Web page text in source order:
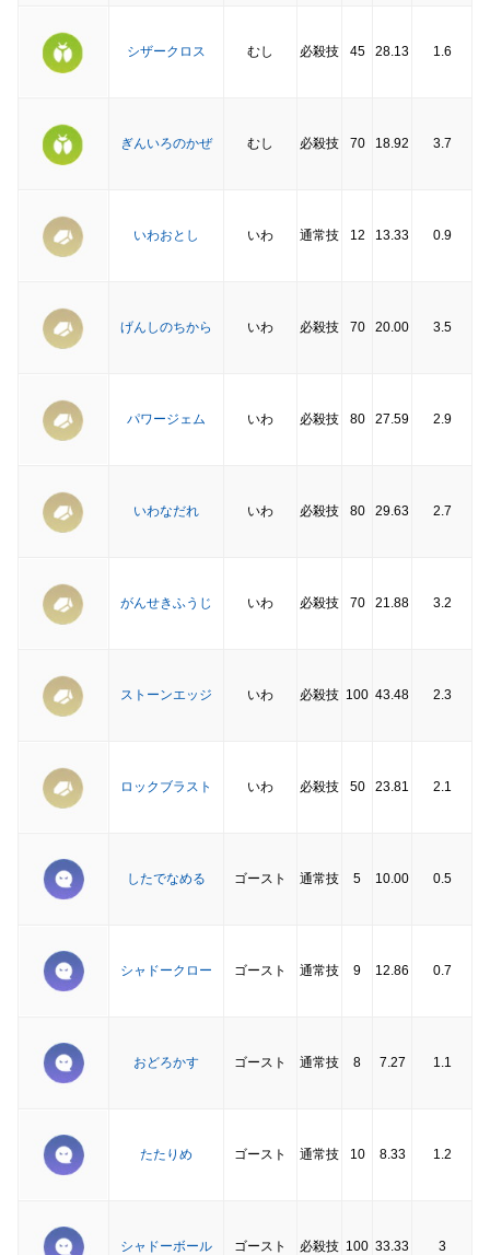
シザークロス むし 必殺技 45 28.13 1.6
ぎんいろのかぜ むし 必殺技 70 18.92 3.7
いわおとし いわ 通常技 12 13.33 0.9
げんしのちから いわ 必殺技 70 20.00 3.5
パワージェム いわ 必殺技 80 27.59 2.9
いわなだれ いわ 必殺技 80 29.63 2.7
がんせきふうじ いわ 必殺技 70 21.88 3.2
ストーンエッジ いわ 必殺技 100 43.48 2.3
ロックブラスト いわ 必殺技 50 23.81 2.1
したでなめる ゴースト 通常技 5 10.00 0.5
シャドークロー ゴースト 通常技 9 12.86 0.7
おどろかす ゴースト 通常技 8 7.27 1.1
たたりめ ゴースト 通常技 10 8.33 1.2
シャドーボール ゴースト 必殺技 100 33.33 3